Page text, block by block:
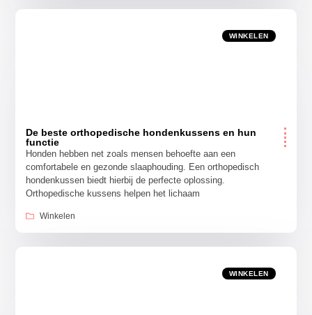
WINKELEN
De beste orthopedische hondenkussens en hun
functie
Honden hebben net zoals mensen behoefte aan een
comfortabele en gezonde slaaphouding. Een orthopedisch
hondenkussen biedt hierbij de perfecte oplossing.
Orthopedische kussens helpen het lichaam
Winkelen
WINKELEN